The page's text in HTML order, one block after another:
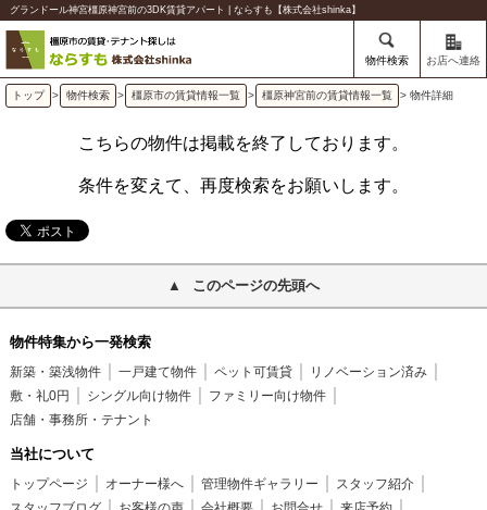
グランドール神宮橿原神宮前の3DK賃貸アパート | ならすも【株式会社shinka】
物件検索 お店へ連絡
トップ > 物件検索 > 橿原市の賃貸情報一覧 > 橿原神宮前の賃貸情報一覧 > 物件詳細
こちらの物件は掲載を終了しております。
条件を変えて、再度検索をお願いします。
このページの先頭へ
物件特集から一発検索
新築・築浅物件 一戸建て物件 ペット可賃貸
リノベーション済み
敷・礼0円
シングル向け物件
ファミリー向け物件
店舗・事務所・テナント
当社について
トップページ オーナー様へ 管理物件ギャラリー
スタッフ紹介